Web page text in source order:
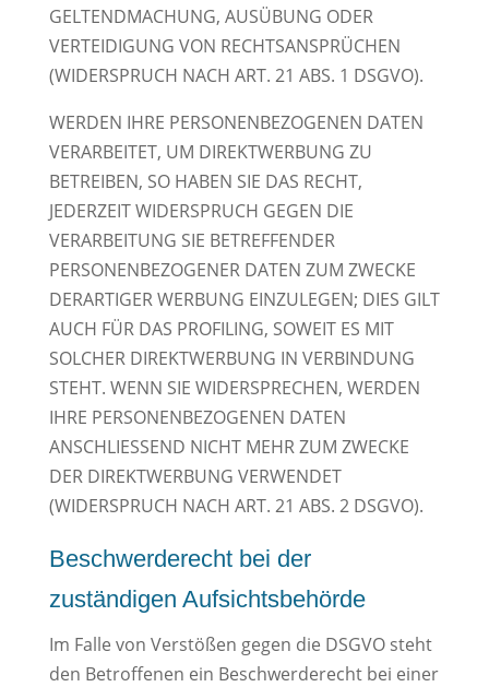
GELTENDMACHUNG, AUSÜBUNG ODER
VERTEIDIGUNG VON RECHTSANSPRÜCHEN
(WIDERSPRUCH NACH ART. 21 ABS. 1 DSGVO).
WERDEN IHRE PERSONENBEZOGENEN DATEN
VERARBEITET, UM DIREKTWERBUNG ZU
BETREIBEN, SO HABEN SIE DAS RECHT,
JEDERZEIT WIDERSPRUCH GEGEN DIE
VERARBEITUNG SIE BETREFFENDER
PERSONENBEZOGENER DATEN ZUM ZWECKE
DERARTIGER WERBUNG EINZULEGEN; DIES GILT
AUCH FÜR DAS PROFILING, SOWEIT ES MIT
SOLCHER DIREKTWERBUNG IN VERBINDUNG
STEHT. WENN SIE WIDERSPRECHEN, WERDEN
IHRE PERSONENBEZOGENEN DATEN
ANSCHLIESSEND NICHT MEHR ZUM ZWECKE
DER DIREKTWERBUNG VERWENDET
(WIDERSPRUCH NACH ART. 21 ABS. 2 DSGVO).
Beschwerde­recht bei der
zuständigen Aufsichts­behörde
Im Falle von Verstößen gegen die DSGVO steht
den Betroffenen ein Beschwerderecht bei einer